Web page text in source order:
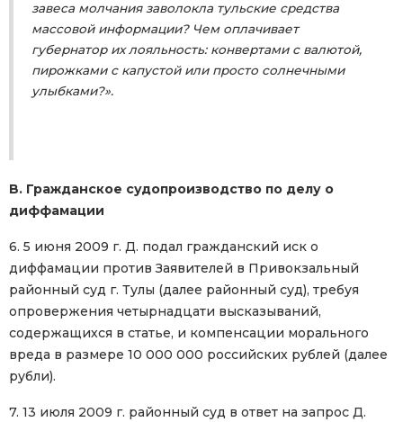
завеса молчания заволокла тульские средства
массовой информации? Чем оплачивает
губернатор их лояльность: конвертами с валютой,
пирожками с капустой или просто солнечными
улыбками?».
B. Гражданское судопроизводство по делу о
диффамации
6. 5 июня 2009 г. Д. подал гражданский иск о
диффамации против Заявителей в Привокзальный
районный суд г. Тулы (далее районный суд), требуя
опровержения четырнадцати высказываний,
содержащихся в статье, и компенсации морального
вреда в размере 10 000 000 российских рублей (далее
рубли).
7. 13 июля 2009 г. районный суд в ответ на запрос Д.